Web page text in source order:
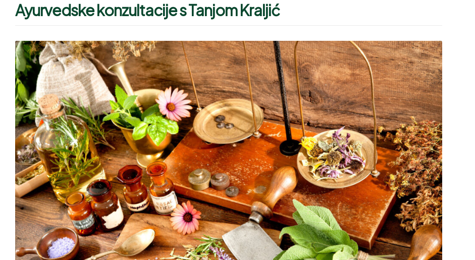
Ayurvedske konzultacije s Tanjom Kraljić